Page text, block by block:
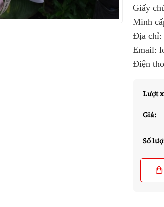
Giấy
Minh
Địa chỉ:
Email:
Điện
Lượt
Giá:
Số